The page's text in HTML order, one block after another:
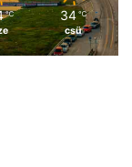
℃ 34 ℃
csü